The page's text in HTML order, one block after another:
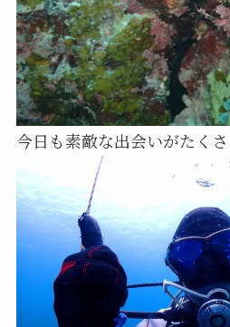
今日も素敵な出会いがたく